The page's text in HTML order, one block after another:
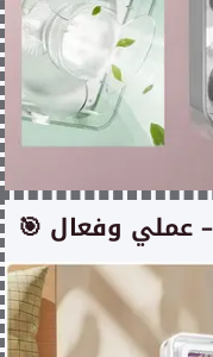
🎯 تصميم أنيق وخفيف الوزن – عملي وفعال